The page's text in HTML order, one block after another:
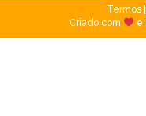
Termos|
Criado com
e